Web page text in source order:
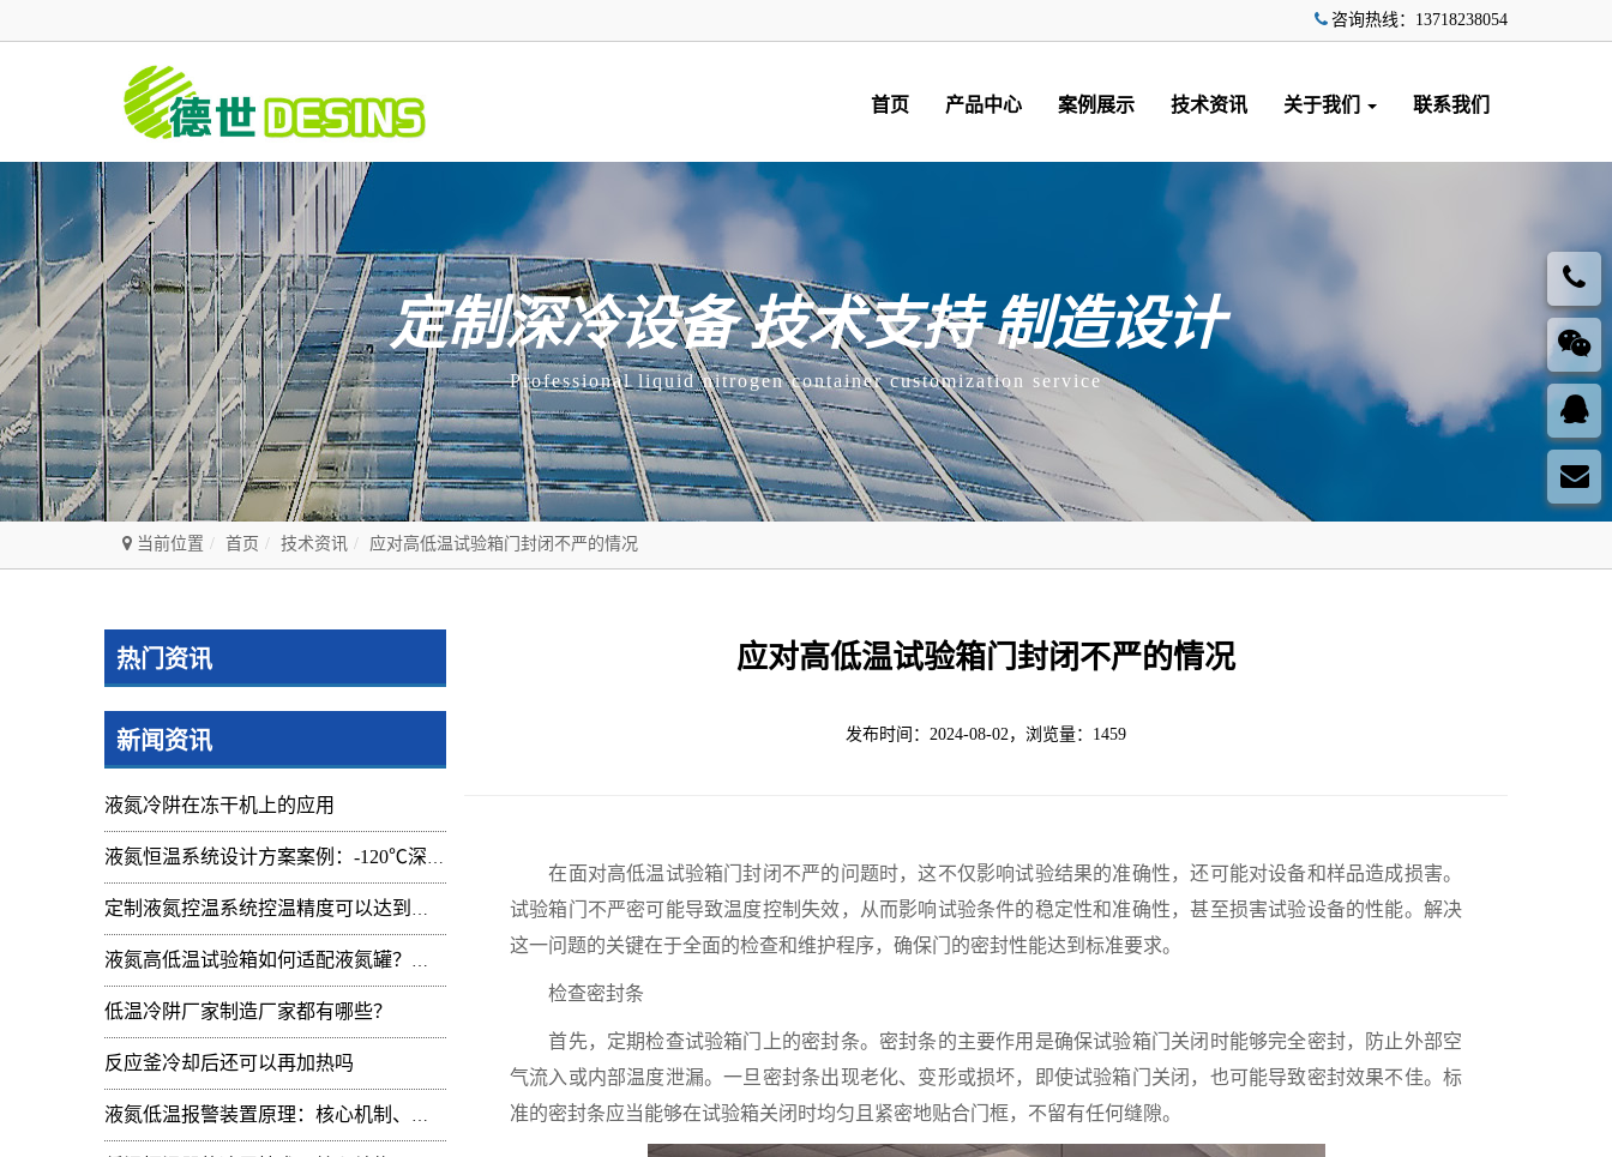
咨询热线：13718238054
首页 产品中心 案例展示 技术资讯 关于我们 联系我们
定制深冷设备 技术支持 制造设计
Professional liquid nitrogen container customization service
当前位置 首页 技术资讯 应对高低温试验箱门封闭不严的情况
热门资讯
新闻资讯
液氮冷阱在冻干机上的应用
液氮恒温系统设计方案案例：-120℃深冷控温装置实操记录
定制液氮控温系统控温精度可以达到的范围及应用
液氮高低温试验箱如何适配液氮罐？核心要点与实操指南
低温冷阱厂家制造厂家都有哪些？
反应釜冷却后还可以再加热吗
液氮低温报警装置原理：核心机制、组成与应用解析
应对高低温试验箱门封闭不严的情况
发布时间：2024-08-02，浏览量：1459
在面对高低温试验箱门封闭不严的问题时，这不仅影响试验结果的准确性，还可能对设备和样品造成损害。
试验箱门不严密可能导致温度控制失效，从而影响试验条件的稳定性和准确性，甚至损害试验设备的性能。解决
这一问题的关键在于全面的检查和维护程序，确保门的密封性能达到标准要求。
检查密封条
首先，定期检查试验箱门上的密封条。密封条的主要作用是确保试验箱门关闭时能够完全密封，防止外部空
气流入或内部温度泄漏。一旦密封条出现老化、变形或损坏，即使试验箱门关闭，也可能导致密封效果不佳。标
准的密封条应当能够在试验箱关闭时均匀且紧密地贴合门框，不留有任何缝隙。